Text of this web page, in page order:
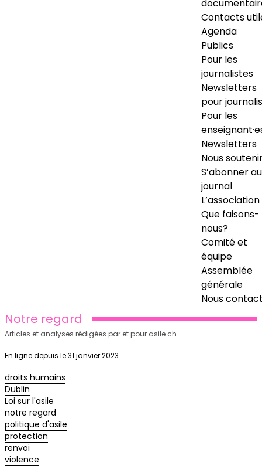
Contacts
Agenda
Publics
Pour les
journalistes
Newsletters
pour
Pour les
Newsletters
Nous
S’abonner au
journal
L’association
Que faisons-
nous?
Comité et
équipe
Assemblée
générale
Nous
Notre regard
Articles et analyses rédigées par et pour asile.ch
En ligne depuis le 31 janvier 2023
droits humains
Dublin
Loi sur l'asile
notre regard
politique d'asile
protection
renvoi
violence